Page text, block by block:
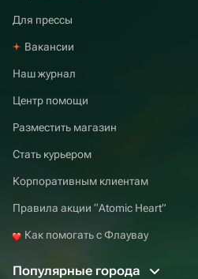
Для прессы
Вакансии
Наш журнал
Центр помощи
Разместить магазин
Стать курьером
Корпоративным клиентам
Правила акции “Atomic Heart”
Как помогать с Флаувау
Популярные города